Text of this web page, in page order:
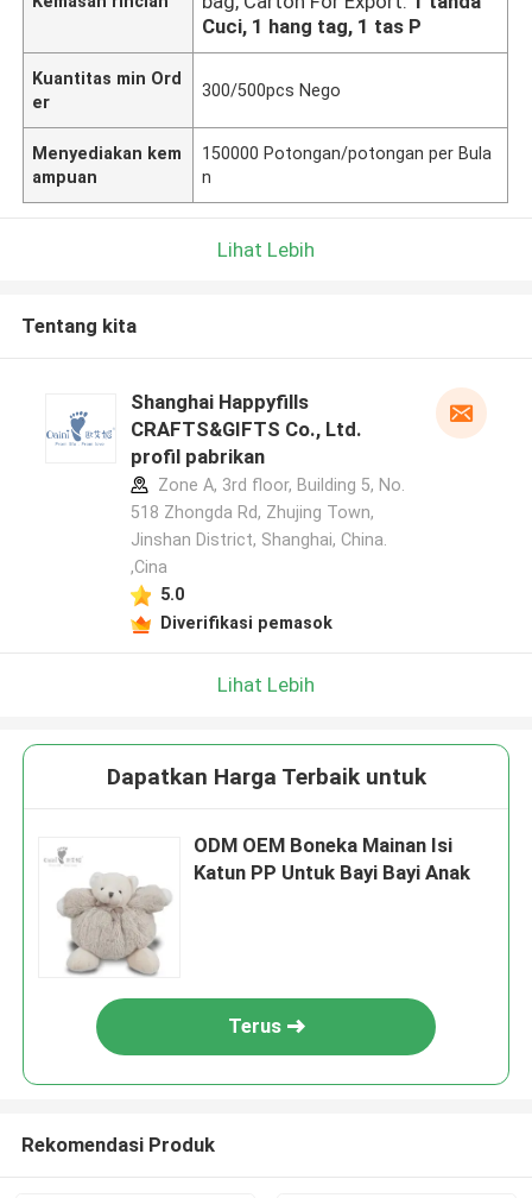
Cuci, 1 hang tag, 1 tas P
Kuantitas min Ord
er
300/500pcs Nego
Menyediakan kem
ampuan
150000 Potongan/potongan per Bula
n
Lihat Lebih
Tentang kita
Shanghai Happyfills
CRAFTS&GIFTS Co., Ltd.
profil pabrikan
Zone A, 3rd floor, Building 5, No.
518 Zhongda Rd, Zhujing Town,
Jinshan District, Shanghai, China.
,Cina
5.0
Diverifikasi pemasok
Lihat Lebih
Dapatkan Harga Terbaik untuk
ODM OEM Boneka Mainan Isi
Katun PP Untuk Bayi Bayi Anak
Terus
Rekomendasi Produk